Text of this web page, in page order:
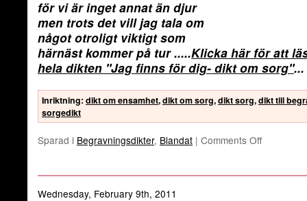
för vi är inget annat än djur
men trots det vill jag tala om
något otroligt viktigt som
härnäst kommer på tur.....Klicka här för att
hela dikten "Jag finns för dig- dikt om sorg"...
Inriktning: dikt om ensamhet,dikt om sorg,dikt sorg,dikt till
sorgedikt
Sparad i Begravningsdikter, Blandat | Comments Off
Wednesday, February 9th, 2011